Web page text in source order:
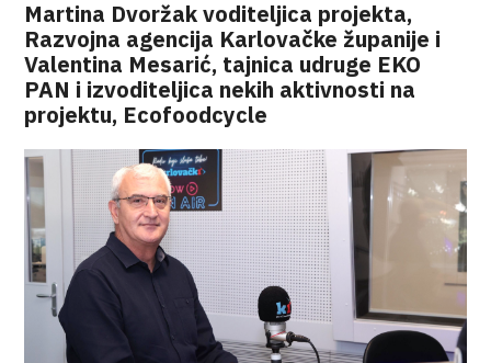
Martina Dvoržak voditeljica projekta,
Razvojna agencija Karlovačke županije i
Valentina Mesarić, tajnica udruge EKO
PAN i izvoditeljica nekih aktivnosti na
projektu, Ecofoodcycle